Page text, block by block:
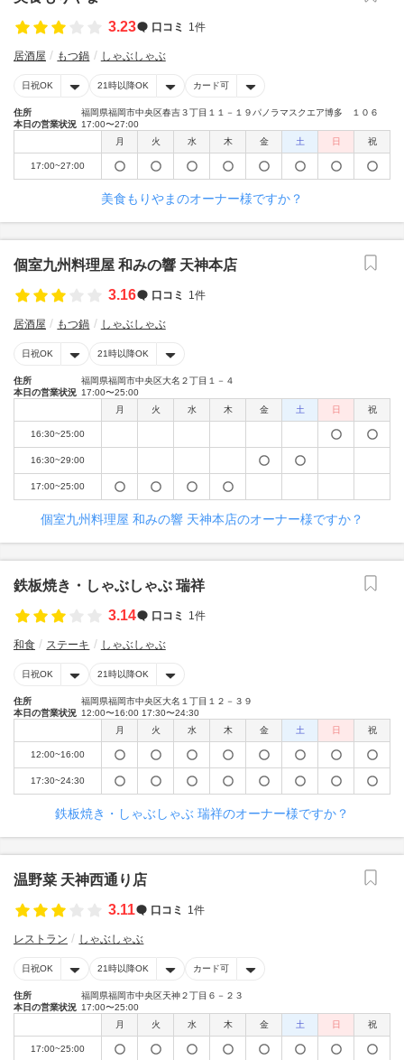
3.23
口コミ 1件
居酒屋 もつ鍋 しゃぶしゃぶ
日祝OK 21時以降OK カード可
住所
福岡県福岡市中央区春吉３丁目１１－１９パノラマスクエア博多 １０６
本日の営業状況 17:00〜27:00
月
火 水 木 金 土 日 祝
17:00~27:00
美食もりやまのオーナー様ですか？
個室九州料理屋 和みの響 天神本店
3.16
口コミ 1件
居酒屋 もつ鍋 しゃぶしゃぶ
日祝OK 21時以降OK
住所
福岡県福岡市中央区大名２丁目１－４
本日の営業状況 17:00〜25:00
月
火 水 木 金 土 日 祝
16:30~25:00
16:30~29:00
17:00~25:00
個室九州料理屋 和みの響 天神本店のオーナー様ですか？
鉄板焼き・しゃぶしゃぶ 瑞祥
3.14
口コミ 1件
和食 ステーキ しゃぶしゃぶ
日祝OK 21時以降OK
住所
福岡県福岡市中央区大名１丁目１２－３９
本日の営業状況 12:00〜16:00 17:30〜24:30
月
火 水 木 金 土 日 祝
12:00~16:00
17:30~24:30
鉄板焼き・しゃぶしゃぶ 瑞祥のオーナー様ですか？
温野菜 天神西通り店
3.11
口コミ 1件
レストラン しゃぶしゃぶ
日祝OK 21時以降OK カード可
住所
福岡県福岡市中央区天神２丁目６－２３
本日の営業状況 17:00〜25:00
月
火 水 木 金 土 日 祝
17:00~25:00